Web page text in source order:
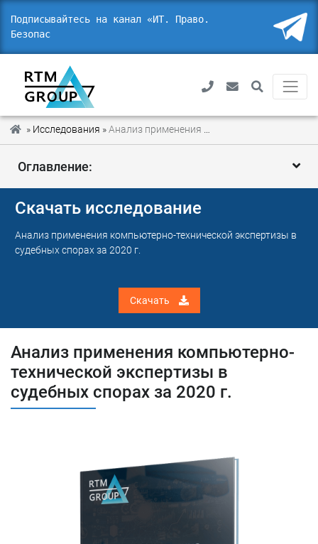
Подписывайтесь на канал «ИТ. Право.
Безопасность»
» Исследования »
Оглавление:
1 Выводы
3 Методика
Обзор статистических данных
6 Выводы с учетом опыта RTM Group
7 RTM GROUP
Скачать исследование
Анализ применения компьютерно-технической экспертизы в
судебных спорах за 2020 г.
Скачать
Анализ применения компьютерно-
технической экспертизы в
судебных спорах за 2020 г.